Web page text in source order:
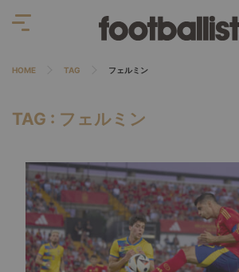
HOME TAG フェルミン
TAG : フェルミン